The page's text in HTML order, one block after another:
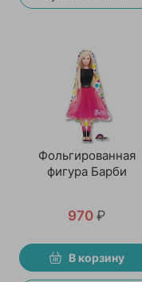
Фольгированная
фигура Барби
970 ₽
В корзину